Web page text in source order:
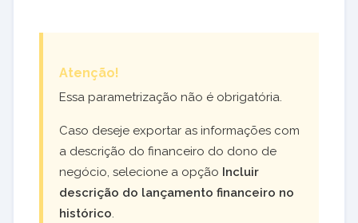
Atenção!
Essa parametrização não é obrigatória.
Caso deseje exportar as informações com
a descrição do financeiro do dono de
negócio, selecione a opção Incluir
descrição do lançamento financeiro no
histórico